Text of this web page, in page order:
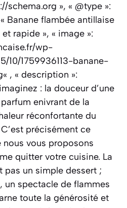
schema.org », « @type »:
Banane flambée antillaise
rapide », « image »:
wp-
10/1759936113-banane-
, « description »:
: la douceur d’une
enivrant de la
réconfortante du
précisément ce
vous proposons
quitter votre cuisine. La
pas un simple dessert ;
un spectacle de flammes
toute la générosité et